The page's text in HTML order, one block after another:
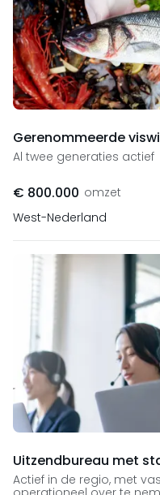
Gerenommeerde
Al twee generaties actief
€ 800.000 omzet
West-Nederland
Uitzendbureau met
Actief in de regio, met